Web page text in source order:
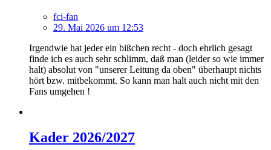
fci-fan
29. Mai 2026 um 12:53
Irgendwie hat jeder ein bißchen recht - doch ehrlich gesagt
finde ich es auch sehr schlimm, daß man (leider so wie immer
halt) absolut von "unserer Leitung da oben" überhaupt nichts
hört bzw. mitbekommt. So kann man halt auch nicht mit den
Fans umgehen !
Kader 2026/2027